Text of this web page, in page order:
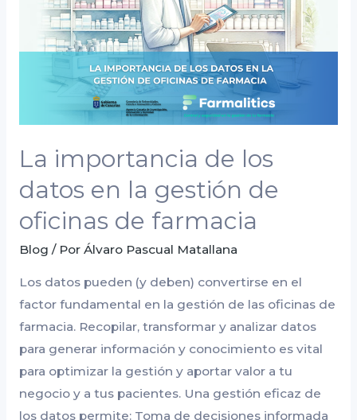
La importancia de los
datos en la gestión de
oficinas de farmacia
Blog / Por Álvaro Pascual Matallana
Los datos pueden (y deben) convertirse en el
factor fundamental en la gestión de las oficinas de
farmacia. Recopilar, transformar y analizar datos
para generar información y conocimiento es vital
para optimizar la gestión y aportar valor a tu
negocio y a tus pacientes. Una gestión eficaz de
los datos permite: Toma de decisiones informada
datos
la
gestión
oficinas
farmacia